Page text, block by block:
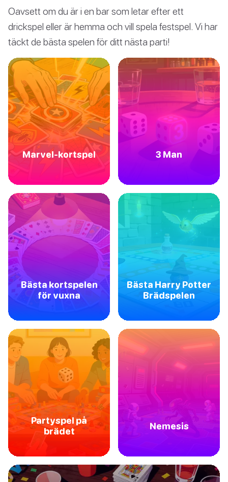
Oavsett om du är i en bar som letar efter ett
drickspel eller är hemma och vill spela festspel. Vi har
täckt de bästa spelen för ditt nästa parti!
Marvel-kortspel 3 Man
Bästa kortspelen
för vuxna
Bästa Harry Potter
Brädspelen
Partyspel på
brädet
Nemesis